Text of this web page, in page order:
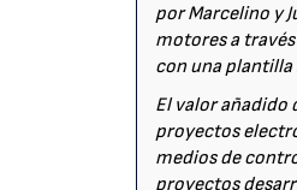
por Marcelino y
motores a
con una plantilla
El valor añadido
proyectos
medios de
proyectos